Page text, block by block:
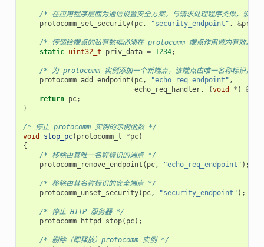
/* 在应用程序层面为通信设置安全方案。与请求处理程序类似，设
protocomm_set_security( pc, "security_endpoint" , &
/* 传递给端点的私有数据必须在 protocomm 端点作用域内有效。该
static uint32_t priv_data = 1234;
/* 为 protocomm 实例添加一个新端点，该端点由唯一名称标识，再
protocomm_add_endpoint ( pc, "echo_req_endpoint" ,
echo_req_handler, (void * ) &
return pc;
}
/* 停止 protocomm 实例的示例函数 */
void
stop_pc( protocomm_t *pc)
{
/* 移除由其唯一名称标识的端点 */
protocomm_remove_endpoint ( pc, "echo_req_endpoint" );
/* 移除由其名称标识的安全端点 */
protocomm_unset_security( pc, "security_endpoint" );
/* 停止 HTTP 服务器 */
protocomm_httpd_stop( pc);
/* 删除（即释放）protocomm 实例 */